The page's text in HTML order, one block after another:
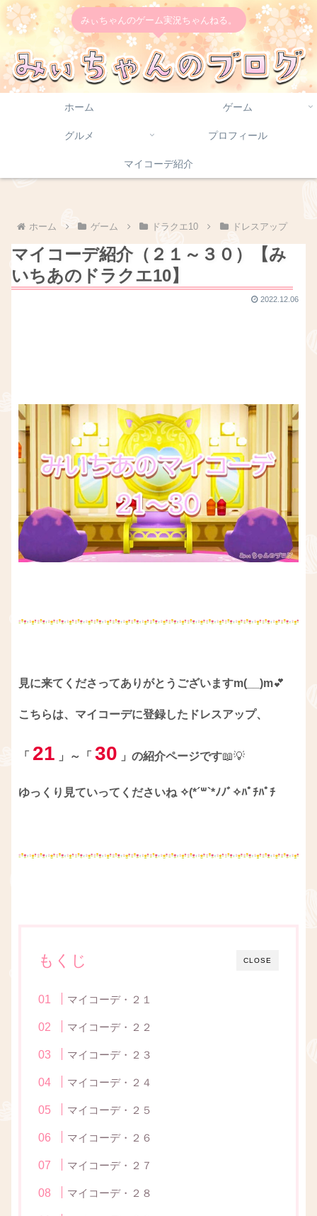
みぃちゃんのゲーム実況ちゃんねる。
ホーム ゲーム
グルメ プロフィール
マイコーデ紹介
ホーム ゲーム ドラクエ10 ドレスアップ
マイコーデ紹介（２１～３０）【み
いちあのドラクエ10】
2022.12.06
見に来てくださってありがとうございますm(__)m💕
こちらは、マイコーデに登録したドレスアップ、
「 21 」～「 30 」の紹介ページです📖💡
ゆっくり見ていってくださいね ✧(*´꒳`*ﾉﾉﾞ✧ﾊﾟﾁﾊﾟﾁ
CLOSE
もくじ
マイコーデ・２１
マイコーデ・２２
マイコーデ・２３
マイコーデ・２４
マイコーデ・２５
マイコーデ・２６
マイコーデ・２７
マイコーデ・２８